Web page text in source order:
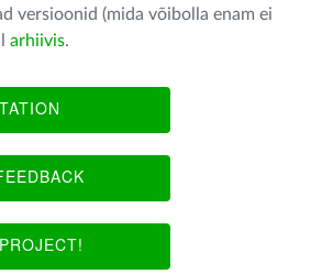
versioonid (mida võibolla enam ei
arhiivis.